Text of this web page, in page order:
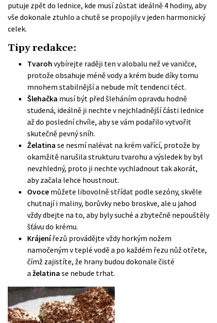
putuje zpět do lednice, kde musí zůstat ideálně 4 hodiny, aby
vše dokonale ztuhlo a chutě se propojily v jeden harmonický
celek.
Tipy redakce:
Tvaroh vybírejte raději ten v alobalu než ve vaničce,
protože obsahuje méně vody a krém bude díky tomu
mnohem stabilnější a nebude mít tendenci téct.
Šlehačka musí být před šleháním opravdu hodně
studená, ideálně ji nechte v nejchladnější části lednice
až do poslední chvíle, aby se vám podařilo vytvořit
skutečně pevný sníh.
Želatina se nesmí nalévat na krém vařící, protože by
okamžitě narušila strukturu tvarohu a výsledek by byl
nevzhledný, proto ji nechte vychladnout tak akorát,
aby začala lehce houstnout.
Ovoce můžete libovolně střídat podle sezóny, skvěle
chutnají i maliny, borůvky nebo broskve, ale u jahod
vždy dbejte na to, aby byly suché a zbytečně nepouštěly
šťávu do krému.
Krájenířezů provádějte vždy horkým nožem
namočeným v teplé vodě a po každém řezu nůž otřete,
čímž zajistíte, že hrany budou dokonale čisté
a želatina se nebude trhat.